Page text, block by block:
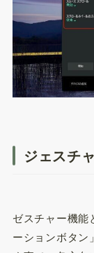
ジェスチ
ゼスチャー機能
ーションボタン